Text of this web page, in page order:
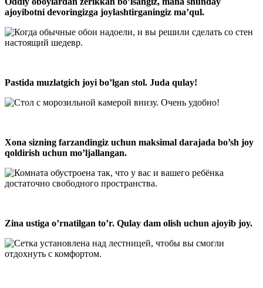
ajoyibotni devoringizga joylashtirganingiz ma’qul.
Pastida muzlatgich joyi bo’lgan stol. Juda qulay!
Xona sizning farzandingiz uchun maksimal darajada bo’sh joy
qoldirish uchun mo’ljallangan.
Zina ustiga o’rnatilgan to’r. Qulay dam olish uchun ajoyib joy.